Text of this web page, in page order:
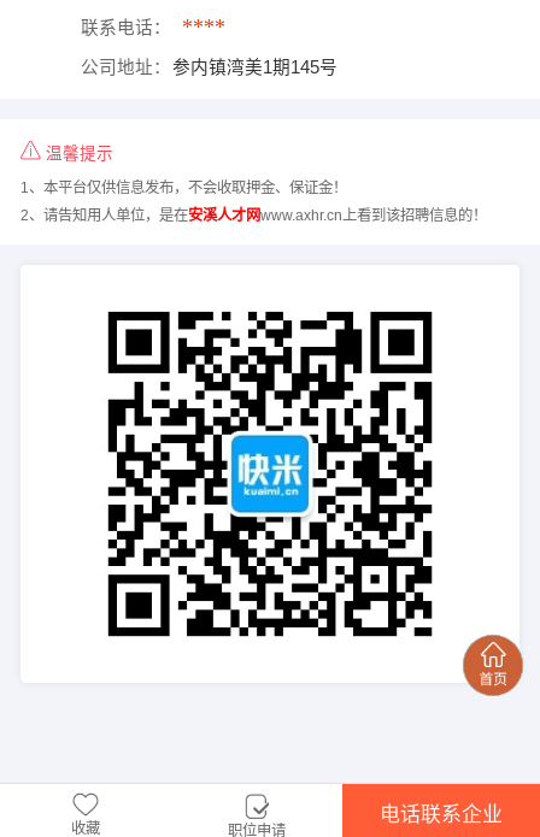
联系电话： ****
公司地址： 参内镇湾美1期145号
温馨提示
1、本平台仅供信息发布，不会收取押金、保证金！
2、请告知用人单位，是在安溪人才网www.axhr.cn上看到该招聘信息的！
收藏 职位申请
电话联系企业